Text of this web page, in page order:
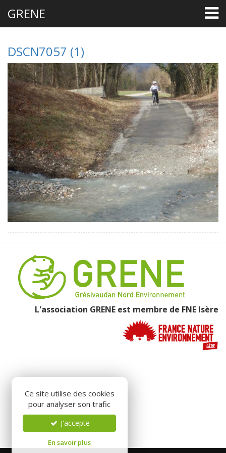
GRENE
DSCN7057 (1)
L'association GRENE est membre de FNE Isère
Ce site utilise des cookies
pour analyser son trafic
J'accepte
En savoir plus